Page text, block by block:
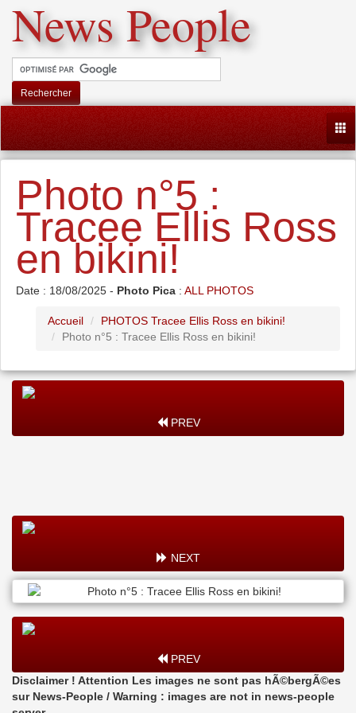
News People
Rechercher
Photo n°5 :
Tracee Ellis Ross
en bikini!
Date : 18/08/2025 - Photo Pica : ALL PHOTOS
Accueil
PHOTOS Tracee Ellis Ross en bikini!
Photo n°5 : Tracee Ellis Ross en bikini!
PREV
NEXT
PREV
Disclaimer ! Attention Les images ne sont pas hÃ©bergÃ©es
sur News-People / Warning : images are not in news-people